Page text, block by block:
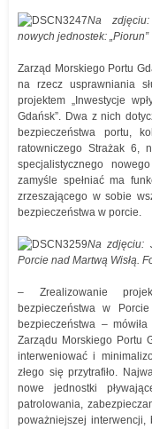
Na
nowych jednostek:
Zarząd Morskiego Portu
na rzecz usprawniania
projektem „Inwestycje
Gdańsk”. Dwa z nich
bezpieczeństwa portu,
ratowniczego Strażak 6,
specjalistycznego
zamyśle spełniać ma
zrzeszającego w sobie
bezpieczeństwa w porcie.
Na zdjęciu:
Porcie nad Martwą Wisłą.
– Zrealizowanie
bezpieczeństwa w
bezpieczeństwa –
Zarządu Morskiego Portu
interweniować i
złego się przytrafiło.
nowe jednostki
patrolowania,
poważniejszej interwencji,